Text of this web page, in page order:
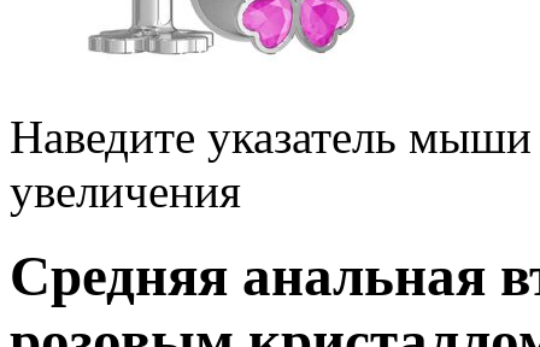
Наведите указатель
увеличения
Средняя анальная